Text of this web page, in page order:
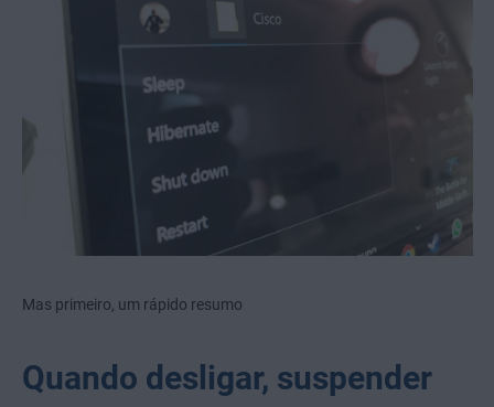
Mas primeiro, um rápido resumo
Quando desligar, suspender